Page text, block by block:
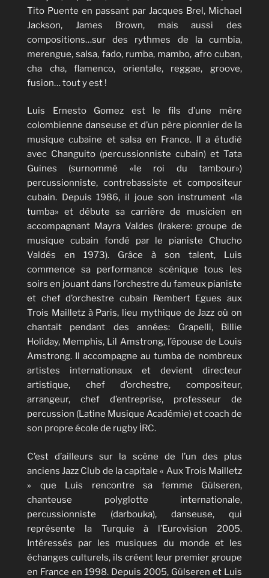
Tito Puente en passant par Jacques Brel, Michael
Jackson, James Brown, mais aussi des
compositions…sur des rythmes de la cumbia,
merengue, salsa, fado, rumba, mambo, afro cuban,
cha cha, flamenco, orientale, reggae, groove,
fusion… tout y est !
Luis Ernesto Gomez est le fils d’une mère
colombienne danseuse et d’un père pionnier de la
musique cubaine et salsa en France. Il a étudié
avec Changuito (percussionniste cubain) et Tata
Guines (surnommé «le roi du tambour»)
percussionniste, contrebassiste et compositeur
cubain. Depuis 1986, il joue son instrument «la
tumba» et débute sa carrière de musicien en
accompagnant Mayra Valdes (Irakere: groupe de
musique cubain fondé par le pianiste Chucho
Valdés en 1973). Grâce à son talent, Luis
commence sa performance scénique tous les
soirs en jouant dans l’orchestre du fameux pianiste
et chef d’orchestre cubain Rembert Egues aux
Trois Mailletz à Paris, lieu mythique de Jazz où on
chantait pendant des années: Grapelli, Billie
Holiday, Memphis, Lil Amstrong, l’épouse de Louis
Amstrong. Il accompagne au tumba de nombreux
artistes internationaux et devient directeur
artistique, chef d’orchestre, compositeur,
arrangeur, chef d’entreprise, professeur de
percussion (Latine Musique Académie) et coach de
son propre école de rugby İRC.
C’est d’ailleurs sur la scène de l’un des plus
anciens Jazz Club de la capitale « Aux Trois Mailletz
» que Luis rencontre sa femme Gülseren,
chanteuse polyglotte internationale,
percussionniste (darbouka), danseuse, qui
représente la Turquie à l’Eurovision 2005.
Intéressés par les musiques du monde et les
échanges culturels, ils créent leur premier groupe
en France en 1998. Depuis 2005, Gülseren et Luis